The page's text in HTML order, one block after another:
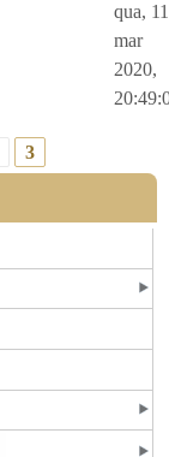
qua, 11
mar
2020,
3